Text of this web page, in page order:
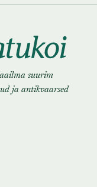
suurim
ja antikvaarsed